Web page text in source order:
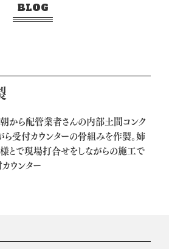
BLOG
から配管業者さんの内部土間コンク
ら受付カウンターの骨組みを作製。姉
とで現場打合せをしながらの施工で
ウンター